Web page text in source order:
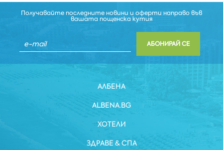
Получавайте последните новини и оферти направо във
вашата пощенска кутия
АБОНИРАЙ СЕ
АЛБЕНА
ALBENA.BG
ХОТЕЛИ
ЗДРАВЕ & СПА